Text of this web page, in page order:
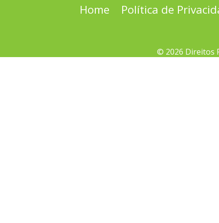
Home Política de
© 2026 Direitos